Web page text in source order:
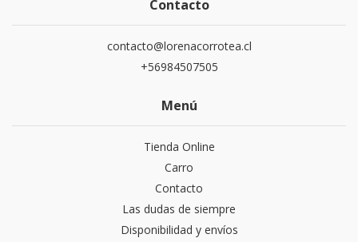
Contacto
contacto@lorenacorrotea.cl
+56984507505
Menú
Tienda Online
Carro
Contacto
Las dudas de siempre
Disponibilidad y envíos